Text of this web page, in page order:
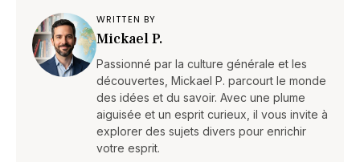
WRITTEN BY
Mickael P.
Passionné par la culture générale et les
découvertes, Mickael P. parcourt le monde
des idées et du savoir. Avec une plume
aiguisée et un esprit curieux, il vous invite à
explorer des sujets divers pour enrichir
votre esprit.